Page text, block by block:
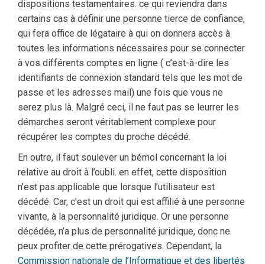
dispositions testamentaires. ce qui reviendra dans
certains cas à définir une personne tierce de confiance,
qui fera office de légataire à qui on donnera accès à
toutes les informations nécessaires pour se connecter
à vos différents comptes en ligne ( c’est-à-dire les
identifiants de connexion standard tels que les mot de
passe et les adresses mail) une fois que vous ne
serez plus là. Malgré ceci, il ne faut pas se leurrer les
démarches seront véritablement complexe pour
récupérer les comptes du proche décédé.
En outre, il faut soulever un bémol concernant la loi
relative au droit à l’oubli. en effet, cette disposition
n’est pas applicable que lorsque l’utilisateur est
décédé. Car, c’est un droit qui est affilié à une personne
vivante, à la personnalité juridique. Or une personne
décédée, n’a plus de personnalité juridique, donc ne
peux profiter de cette prérogatives. Cependant, la
Commission nationale de l’Informatique et des libertés